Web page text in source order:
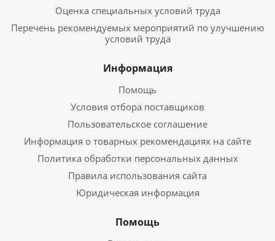
Оценка специальных условий труда
Перечень рекомендуемых мероприятий по улучшению
условий труда
Информация
Помощь
Условия отбора поставщиков
Пользовательское соглашение
Информация о товарных рекомендациях на сайте
Политика обработки персональных данных
Правила использования сайта
Юридическая информация
Помощь